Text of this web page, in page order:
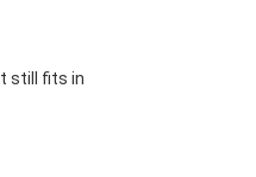
still fits in